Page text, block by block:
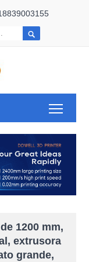

1200 mm,
extrusora
grande,